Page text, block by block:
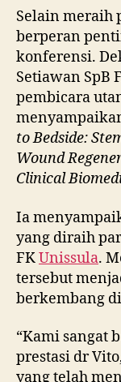
Selain meraih
berperan
konferensi.
Setiawan SpB
pembicara
to Bedside:
Wound
Clinical
Ia
yang diraih
FKUnissula.
tersebut
berkembang
“Kami sangat
prestasi dr
yang telah